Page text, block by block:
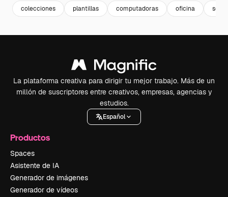
colecciones plantillas computadoras oficina set
La plataforma creativa para dirigir tu mejor trabajo. Más de un
millón de suscriptores entre creativos, empresas, agencias y
estudios.
Español
Productos
Spaces
Asistente de IA
Generador de imágenes
Generador de vídeos